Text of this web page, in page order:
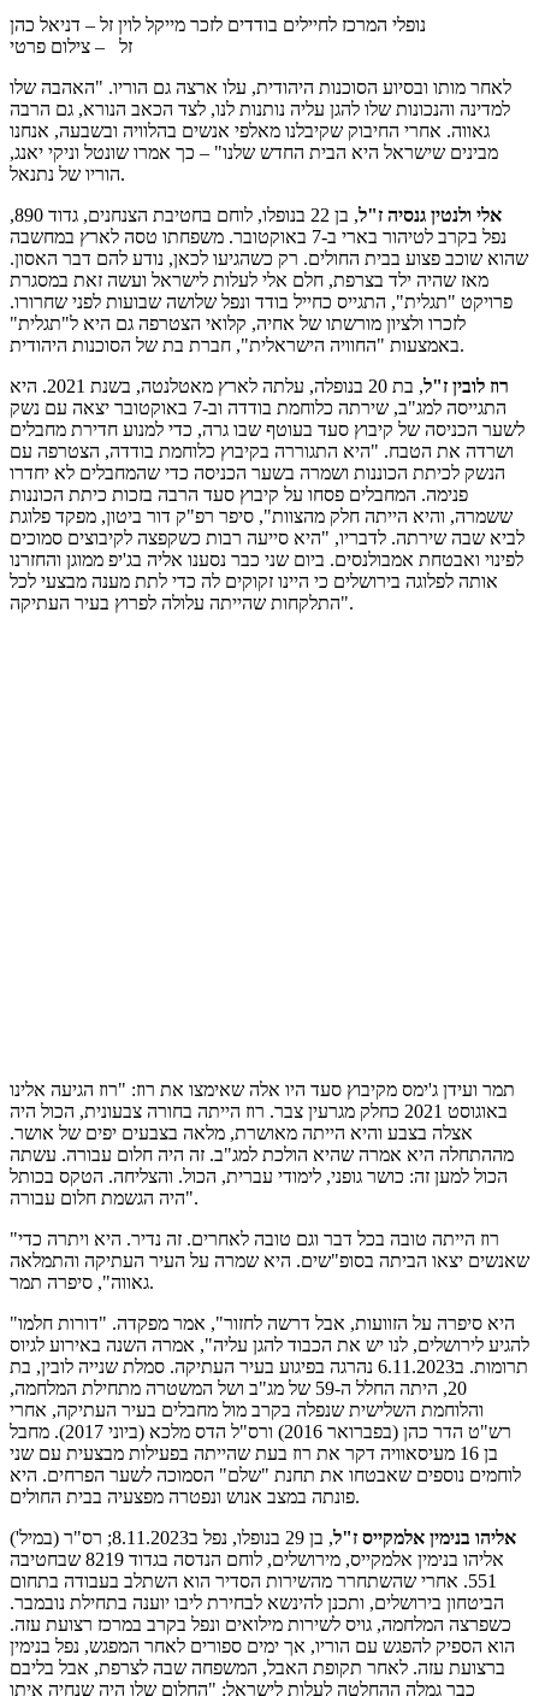
נופלי המרכז לחיילים בודדים לזכר מייקל לוין זל – דניאל כהן
זל – צילום פרטי
לאחר מותו ובסיוע הסוכנות היהודית, עלו ארצה גם הוריו. "האהבה שלו
למדינה והנכונות שלו להגן עליה נותנות לנו, לצד הכאב הנורא, גם הרבה
גאווה. אחרי החיבוק שקיבלנו מאלפי אנשים בהלוויה ובשבעה, אנחנו
מבינים שישראל היא הבית החדש שלנו" – כך אמרו שונטל וניקי יאנג,
הוריו של נתנאל.
אלי ולנטין גנסיה ז"ל
, בן 22 בנופלו, לוחם בחטיבת הצנחנים, גדוד 890,
נפל בקרב לטיהור בארי ב-7 באוקטובר. משפחתו טסה לארץ במחשבה
שהוא שוכב פצוע בבית החולים. רק כשהגיעו לכאן, נודע להם דבר האסון.
מאז שהיה ילד בצרפת, חלם אלי לעלות לישראל ועשה זאת במסגרת
פרויקט "תגלית", התגייס כחייל בודד ונפל שלושה שבועות לפני שחרורו.
לזכרו ולציון מורשתו של אחיה, קלואי הצטרפה גם היא ל"תגלית"
באמצעות "החוויה הישראלית", חברת בת של הסוכנות היהודית.
רוז לובין ז"ל
, בת 20 בנופלה, עלתה לארץ מאטלנטה, בשנת 2021. היא
התגייסה למג"ב, שירתה כלוחמת בודדה וב-7 באוקטובר יצאה עם נשק
לשער הכניסה של קיבוץ סעד בעוטף שבו גרה, כדי למנוע חדירת מחבלים
ושרדה את הטבח. "היא התגוררה בקיבוץ כלוחמת בודדה, הצטרפה עם
הנשק לכיתת הכוננות ושמרה בשער הכניסה כדי שהמחבלים לא יחדרו
פנימה. המחבלים פסחו על קיבוץ סעד הרבה בזכות כיתת הכוננות
ששמרה, והיא הייתה חלק מהצוות", סיפר רפ"ק דור ביטון, מפקד פלוגת
לביא שבה שירתה. לדבריו, "היא סייעה רבות כשקפצה לקיבוצים סמוכים
לפינוי ואבטחת אמבולנסים. ביום שני כבר נסענו אליה בג'יפ ממוגן והחזרנו
אותה לפלוגה בירושלים כי היינו זקוקים לה כדי לתת מענה מבצעי לכל
התלקחות שהייתה עלולה לפרוץ בעיר העתיקה".
תמר ועידן ג'ימס מקיבוץ סעד היו אלה שאימצו את רוז: "רוז הגיעה אלינו
באוגוסט 2021 כחלק מגרעין צבר. רוז הייתה בחורה צבעונית, הכול היה
אצלה בצבע והיא הייתה מאושרת, מלאה בצבעים יפים של אושר.
מההתחלה היא אמרה שהיא הולכת למג"ב. זה היה חלום עבורה. עשתה
הכול למען זה: כושר גופני, לימודי עברית, הכול. והצליחה. הטקס בכותל
היה הגשמת חלום עבורה".
"רוז הייתה טובה בכל דבר וגם טובה לאחרים. זה נדיר. היא ויתרה כדי
שאנשים יצאו הביתה בסופ"שים. היא שמרה על העיר העתיקה והתמלאה
גאווה", סיפרה תמר.
"היא סיפרה על הזוועות, אבל דרשה לחזור", אמר מפקדה. "דורות חלמו
להגיע לירושלים, לנו יש את הכבוד להגן עליה", אמרה השנה באירוע לגיוס
תרומות. ב6.11.2023 נהרגה בפיגוע בעיר העתיקה. סמלת שנייה לובין, בת
20, היתה החלל ה-59 של מג"ב ושל המשטרה מתחילת המלחמה,
והלוחמת השלישית שנפלה בקרב מול מחבלים בעיר העתיקה, אחרי
רש"ט הדר כהן (בפברואר 2016) ורס"ל הדס מלכא (ביוני 2017). מחבל
בן 16 מעיסאוויה דקר את רוז בעת שהייתה בפעילות מבצעית עם שני
לוחמים נוספים שאבטחו את תחנת "שלם" הסמוכה לשער הפרחים. היא
פונתה במצב אנוש ונפטרה מפצעיה בבית החולים.
אליהו בנימין אלמקייס ז"ל
, בן 29 בנופלו, נפל ב8.11.2023; רס"ר (במיל')
אליהו בנימין אלמקייס, מירושלים, לוחם הנדסה בגדוד 8219 שבחטיבה
551. אחרי שהשתחרר מהשירות הסדיר הוא השתלב בעבודה בתחום
הביטחון בירושלים, ותכנן להינשא לבחירת ליבו יוענה בתחילת נובמבר.
כשפרצה המלחמה, גויס לשירות מילואים ונפל בקרב במרכז רצועת עזה.
הוא הספיק להפגש עם הוריו, אך ימים ספורים לאחר המפגש, נפל בנימין
ברצועת עזה. לאחר תקופת האבל, המשפחה שבה לצרפת, אבל בליבם
כבר גמלה ההחלטה לעלות לישראל: "החלום שלו היה שנחיה איתו